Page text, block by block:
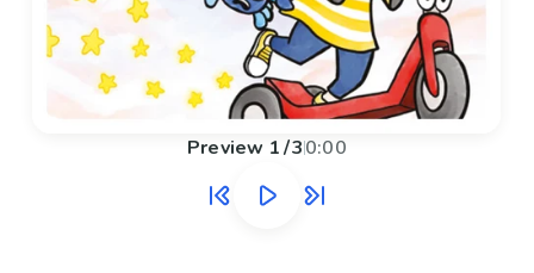
Preview 1/30:00